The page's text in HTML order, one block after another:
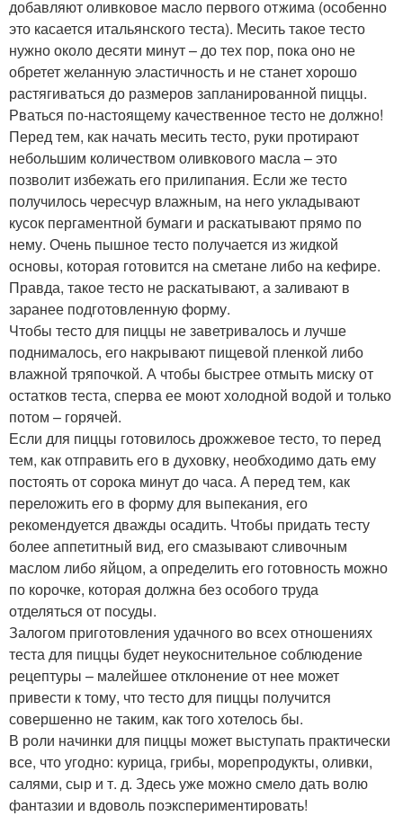
добавляют оливковое масло первого отжима (особенно
это касается итальянского теста). Месить такое тесто
нужно около десяти минут – до тех пор, пока оно не
обретет желанную эластичность и не станет хорошо
растягиваться до размеров запланированной пиццы.
Рваться по-настоящему качественное тесто не должно!
Перед тем, как начать месить тесто, руки протирают
небольшим количеством оливкового масла – это
позволит избежать его прилипания. Если же тесто
получилось чересчур влажным, на него укладывают
кусок пергаментной бумаги и раскатывают прямо по
нему. Очень пышное тесто получается из жидкой
основы, которая готовится на сметане либо на кефире.
Правда, такое тесто не раскатывают, а заливают в
заранее подготовленную форму.
Чтобы тесто для пиццы не заветривалось и лучше
поднималось, его накрывают пищевой пленкой либо
влажной тряпочкой. А чтобы быстрее отмыть миску от
остатков теста, сперва ее моют холодной водой и только
потом – горячей.
Если для пиццы готовилось дрожжевое тесто, то перед
тем, как отправить его в духовку, необходимо дать ему
постоять от сорока минут до часа. А перед тем, как
переложить его в форму для выпекания, его
рекомендуется дважды осадить. Чтобы придать тесту
более аппетитный вид, его смазывают сливочным
маслом либо яйцом, а определить его готовность можно
по корочке, которая должна без особого труда
отделяться от посуды.
Залогом приготовления удачного во всех отношениях
теста для пиццы будет неукоснительное соблюдение
рецептуры – малейшее отклонение от нее может
привести к тому, что тесто для пиццы получится
совершенно не таким, как того хотелось бы.
В роли начинки для пиццы может выступать практически
все, что угодно: курица, грибы, морепродукты, оливки,
салями, сыр и т. д. Здесь уже можно смело дать волю
фантазии и вдоволь поэкспериментировать!